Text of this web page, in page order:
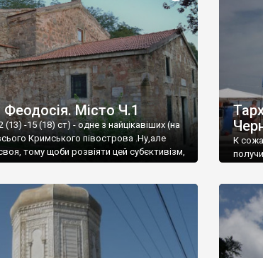
Місто Ч.1
-15 (18) ст) - одне з найцікавіших (на
Кримського півострова .Ну,але
тому щоби розвіяти цей субєктивізм,
це
К